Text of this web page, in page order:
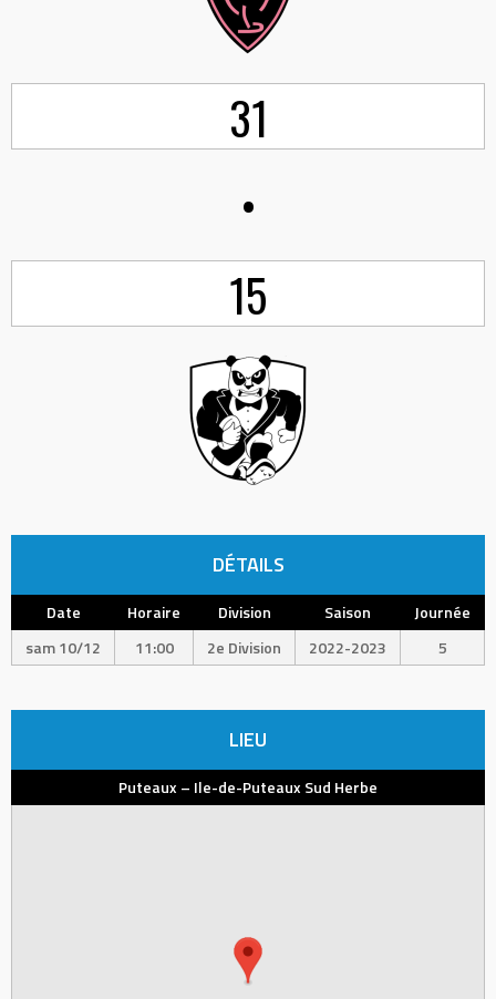
31
•
15
DÉTAILS
Date Horaire Division Saison
Journée
sam 10/12
11:00 2e Division 2022-2023 5
LIEU
Puteaux – Ile-de-Puteaux Sud Herbe